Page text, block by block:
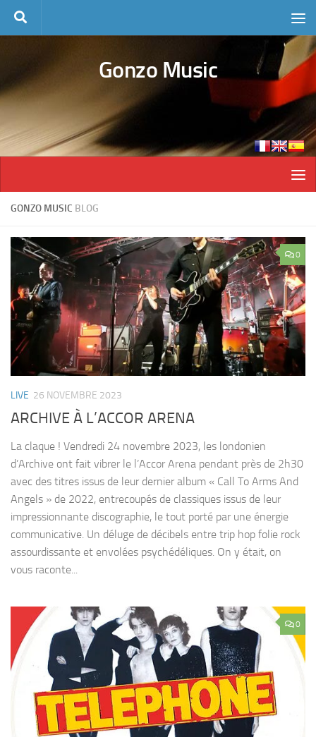
Skip to content
Gonzo Music
GONZO MUSIC BLOG
0
LIVE 26 NOVEMBRE 2023
ARCHIVE À L’ACCOR ARENA
La claque ! Vendredi 24 novembre 2023, les londonien
d’Archive ont fait vibrer le l’Accor Arena pendant près de 2h30
avec des titres issus de leur dernier album « Call To Arms And
Angels » de 2022, entrecoupés de classiques issus de leur
impressionnante discographie, le tout porté par une énergie
communicative. Un déluge de décibels entre trip hop folie rock
assourdissante et envolées psychédéliques. On y était, on
vous raconte...
0